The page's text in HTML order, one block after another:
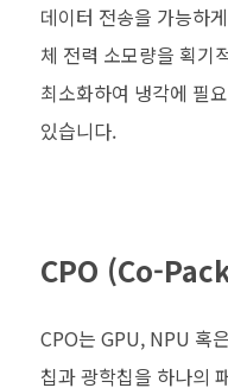
데이터 전송을 가능하
체 전력 소모량을 획기
최소화하여 냉각에 필
있습니다.
CPO (Co-
CPO는 GPU, NPU 혹
칩과 광학칩을 하나의